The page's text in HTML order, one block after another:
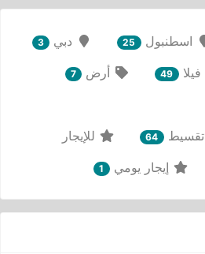
اسطنبول 25 دبي 3
فيلا 49 أرض 7
تقسيط 64
للإيجار
إيجار يومي 1